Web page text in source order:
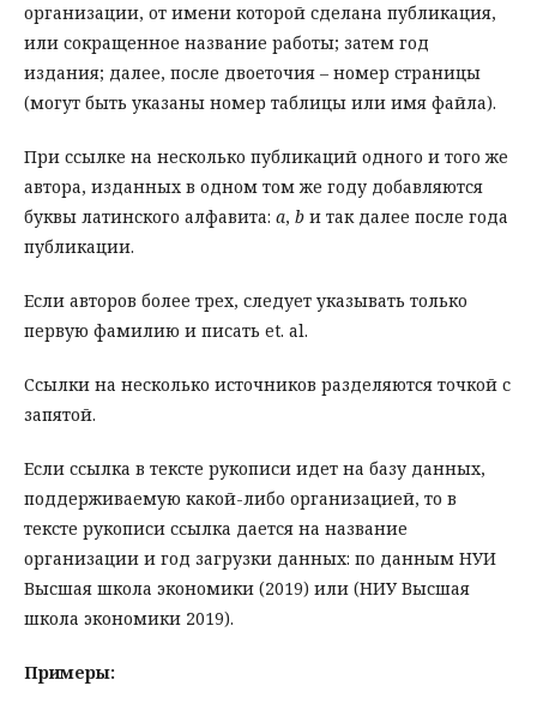
организации, от имени которой сделана публикация,
или сокращенное название работы; затем год
издания; далее, после двоеточия – номер страницы
(могут быть указаны номер таблицы или имя файла).
При ссылке на несколько публикаций одного и того же
автора, изданных в одном том же году добавляются
буквы латинского алфавита: a, b и так далее после года
публикации.
Если авторов более трех, следует указывать только
первую фамилию и писать et. al.
Ссылки на несколько источников разделяются точкой с
запятой.
Если ссылка в тексте рукописи идет на базу данных,
поддерживаемую какой-либо организацией, то в
тексте рукописи ссылка дается на название
организации и год загрузки данных: по данным НУИ
Высшая школа экономики (2019) или (НИУ Высшая
школа экономики 2019).
Примеры: